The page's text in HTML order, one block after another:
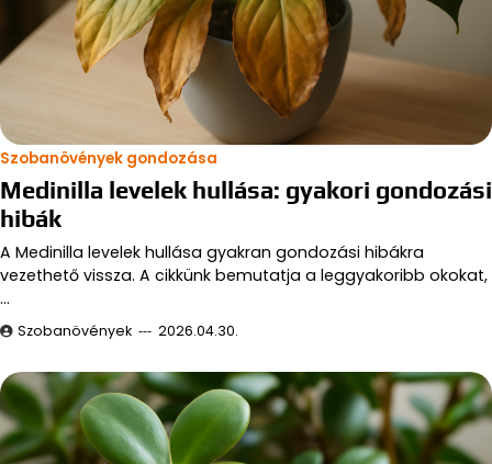
Szobanövények gondozása
Medinilla levelek hullása: gyakori gondozási
hibák
A Medinilla levelek hullása gyakran gondozási hibákra
vezethető vissza. A cikkünk bemutatja a leggyakoribb okokat,
…
Szobanövények 2026.04.30.